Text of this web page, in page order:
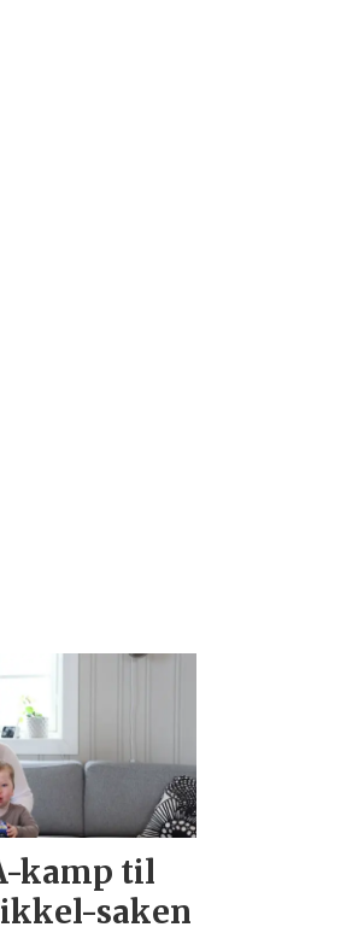
kamp til
saken